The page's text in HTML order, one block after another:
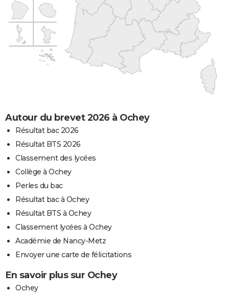
Autour du brevet 2026 à Ochey
Résultat bac 2026
Résultat BTS 2026
Classement des lycées
Collège à Ochey
Perles du bac
Résultat bac à Ochey
Résultat BTS à Ochey
Classement lycées à Ochey
Académie de Nancy-Metz
Envoyer une carte de félicitations
En savoir plus sur Ochey
Ochey